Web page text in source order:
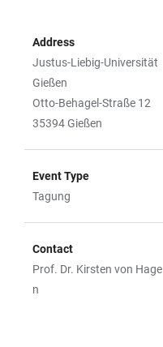
Address
Justus-Liebig-Universität
Gießen
Otto-Behagel-Straße 12
35394 Gießen
Event Type
Tagung
Contact
Prof. Dr. Kirsten von Hage
n